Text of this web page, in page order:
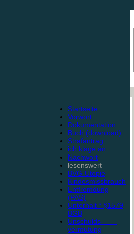
Startseite
Vorwort
Dokumentation
Buch (download)
Strafantrag
ich klage an
Nachwort
lesenswert
BVG-Utopie
Kindesmissbrauch
Entfremdung
(PAS)
Unterhalt * §1579
BGB
Unschulds-
vermutung